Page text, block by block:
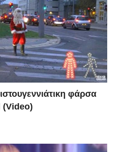
φάρσα
(Video)